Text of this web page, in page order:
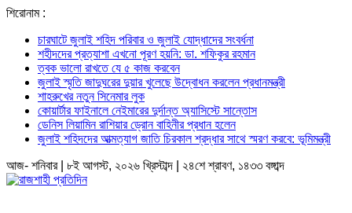
শিরোনাম :
চারঘাটে জুলাই শহিদ পরিবার ও জুলাই যোদ্ধাদের সংবর্ধনা
শহীদদের প্রত্যাশা এখনো পূরণ হয়নি: ডা. শফিকুর রহমান
ত্বক ভালো রাখতে যে ৫ কাজ করবেন
জুলাই স্মৃতি জাদুঘরের দুয়ার খুলেছে উদ্বোধন করলেন প্রধানমন্ত্রী
শাহরুখের নতুন সিনেমার লুক
কোয়ার্টার ফাইনালে নেইমারের দুর্দান্ত অ্যাসিস্টে সান্তোস
ডেনিস লিয়ামিন রাশিয়ার ড্রোন বাহিনীর প্রধান হলেন
জুলাই শহিদদের আত্মত্যাগ জাতি চিরকাল শ্রদ্ধার সাথে স্মরণ করবে: ভূমিমন্ত্রী
আজ- শনিবার | ৮ই আগস্ট, ২০২৬ খ্রিস্টাব্দ | ২৪শে শ্রাবণ, ১৪৩৩ বঙ্গাব্দ